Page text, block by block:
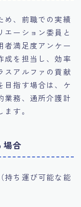
め、前職での実績
エーション委員と
者満足度アンケー
成を担当し、効率
スアルファの貢献
目指す場合は、ケ
業務、通所介護計
す。
場合
持ち運び可能な能